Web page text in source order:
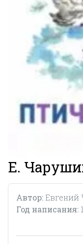
Е.
Автор: Евгений
Год написания: